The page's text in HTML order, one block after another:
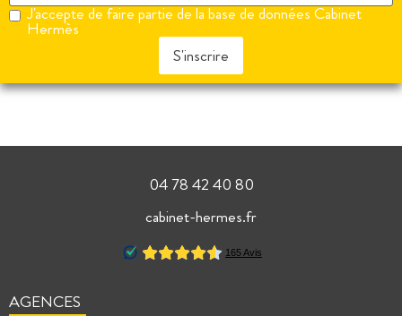
J'accepte de faire partie de la base de données Cabinet
Hermès
S'inscrire
04 78 42 40 80
cabinet-hermes.fr
AGENCES